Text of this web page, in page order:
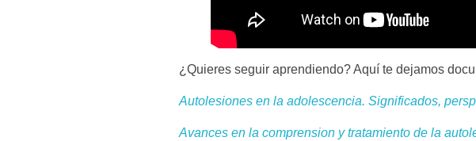
l
a
¿Quieres seguir aprendiendo? Aquí te dejamos
Autolesiones en la adolescencia. Significados,
Avances en la comprension y tratamiento de la